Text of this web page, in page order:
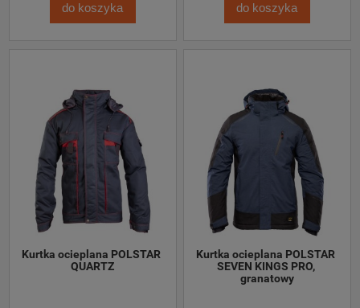
do koszyka do koszyka
Kurtka ocieplana POLSTAR
QUARTZ
Kurtka ocieplana POLSTAR
SEVEN KINGS PRO,
granatowy